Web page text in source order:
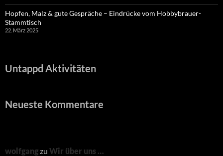
Hopfen, Malz & gute Gespräche – Eindrücke vom Hobbybrauer-
Stammtisch
22. März 2025
Untappd Aktivitäten
Neueste Kommentare
wolfgangzu Wir über uns …